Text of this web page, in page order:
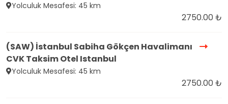
Yolculuk Mesafesi: 45 km
2750.00 ₺
(SAW) İstanbul Sabiha Gökçen Havalimanı
CVK Taksim Otel Istanbul
Yolculuk Mesafesi: 45 km
2750.00 ₺